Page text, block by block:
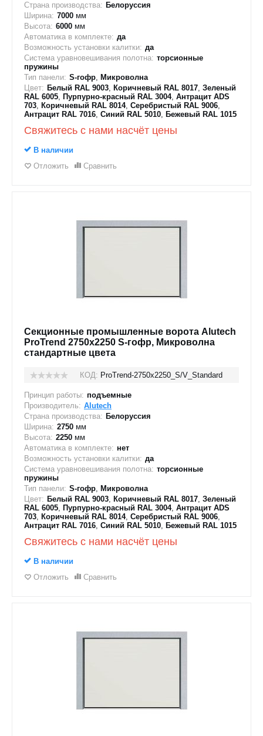
Страна производства: Белоруссия
Ширина: 7000 мм
Высота: 6000 мм
Автоматика в комплекте: да
Возможность установки калитки: да
Система уравновешивания полотна: торсионные
пружины
Тип панели: S-гофр, Микроволна
Цвет: Белый RAL 9003, Коричневый RAL 8017, Зеленый
RAL 6005, Пурпурно-красный RAL 3004, Антрацит ADS
703, Коричневый RAL 8014, Серебристый RAL 9006,
Антрацит RAL 7016, Синий RAL 5010, Бежевый RAL 1015
Свяжитесь с нами насчёт цены
В наличии
Отложить
Сравнить
Секционные промышленные ворота Alutech
ProTrend 2750х2250 S-гофр, Микроволна
стандартные цвета
КОД: ProTrend-2750х2250_S/V_Standard
Принцип работы: подъемные
Производитель: Alutech
Страна производства: Белоруссия
Ширина: 2750 мм
Высота: 2250 мм
Автоматика в комплекте: нет
Возможность установки калитки: да
Система уравновешивания полотна: торсионные
пружины
Тип панели: S-гофр, Микроволна
Цвет: Белый RAL 9003, Коричневый RAL 8017, Зеленый
RAL 6005, Пурпурно-красный RAL 3004, Антрацит ADS
703, Коричневый RAL 8014, Серебристый RAL 9006,
Антрацит RAL 7016, Синий RAL 5010, Бежевый RAL 1015
Свяжитесь с нами насчёт цены
В наличии
Отложить
Сравнить